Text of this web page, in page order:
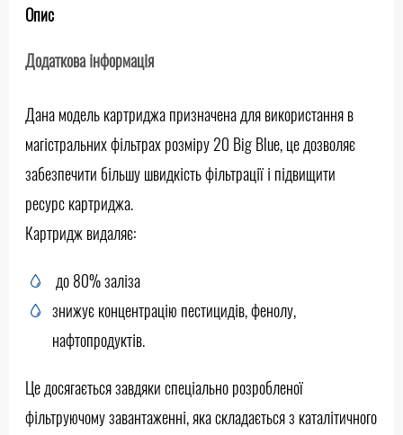
Опис
Додаткова інформація
Дана модель картриджа призначена для використання в
магістральних фільтрах розміру 20 Big Blue, це дозволяє
забезпечити більшу швидкість фільтрації і підвищити
ресурс картриджа.
Картридж видаляє:
до 80% заліза
знижує концентрацію пестицидів, фенолу,
нафтопродуктів.
Це досягається завдяки спеціально розробленої
фільтруючому завантаженні, яка складається з каталітичного